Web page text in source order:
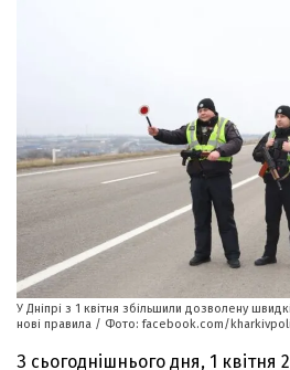
У Дніпрі з 1 квітня збільшили дозволену
нові правила / Фото: facebook.com/
З сьогоднішнього дня, 1 квітня